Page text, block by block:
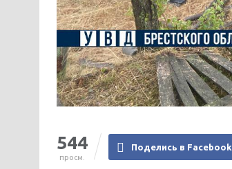
544
просм.
Поделись в Facebook